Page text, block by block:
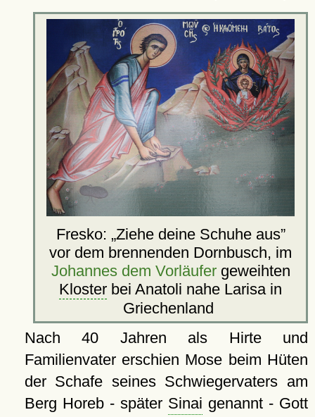
Fresko: Ziehe deine Schuhe aus
vor dem brennenden Dornbusch, im
Johannes dem Vorläufergeweihten
Kloster bei Anatoli nahe Larisa in
Griechenland
Nach 40 Jahren als Hirte und
Familienvater erschien Mose beim Hüten
der Schafe seines Schwiegervaters am
Berg Horeb - später Sinai genannt - Gott